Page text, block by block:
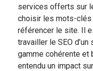
services offerts sur
choisir les mots-
référencer le site. Il
travailler le SEO
gamme cohérente et
entendu un impact